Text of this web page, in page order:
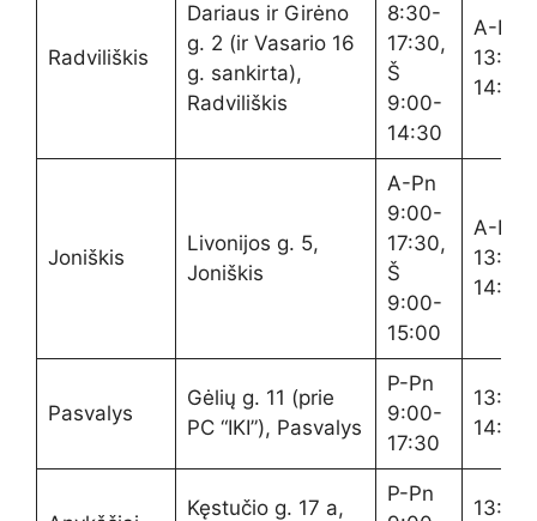
Radviliškis
Dariaus ir Girėno
g. 2 (ir Vasario 16
g. sankirta),
Radviliškis
8:30-
17:30,
Š
9:00-
14:30
A-P
13:20-
14:00
Joniškis
Livonijos g. 5,
Joniškis
A-Pn
9:00-
17:30,
Š
9:00-
15:00
A-P
13:20-
14:00
Pasvalys
Gėlių g. 11 (prie
PC “IKI”), Pasvalys
P-Pn
9:00-
17:30
13:20-
14:00
Kęstučio g. 17 a,
P-Pn
13:20-